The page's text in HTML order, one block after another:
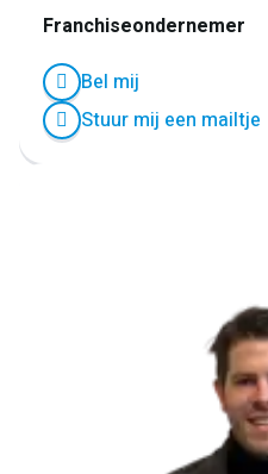
Franchiseondernemer
Bel mij
Stuur mij een mailtje